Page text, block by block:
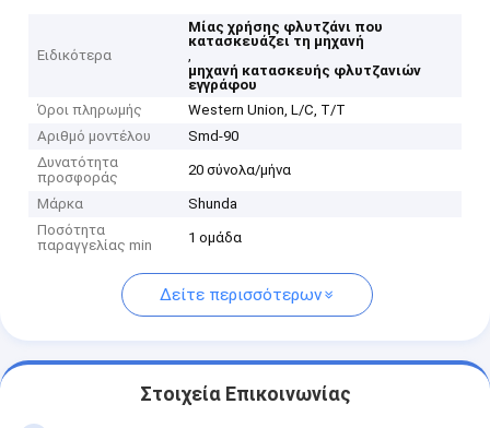
Ειδικότερα
Μίας χρήσης φλυτζάνι που
κατασκευάζει τη μηχανή
,
μηχανή κατασκευής φλυτζανιών
εγγράφου
Όροι πληρωμής
Western Union, L/C, T/T
Αριθμό μοντέλου
Smd-90
Δυνατότητα
προσφοράς
20 σύνολα/μήνα
Μάρκα
Shunda
Ποσότητα
παραγγελίας min
1 ομάδα
Δείτε περισσότερων
Στοιχεία Επικοινωνίας